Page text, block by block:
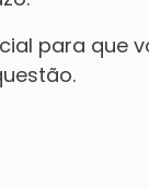
para que